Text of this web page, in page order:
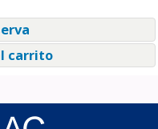
carrito